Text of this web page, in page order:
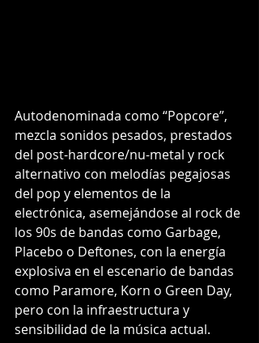
Autodenominada como “Popcore”,
mezcla sonidos pesados, prestados
del post-hardcore/nu-metal y rock
alternativo con melodías pegajosas
del pop y elementos de la
electrónica, asemejándose al rock de
los 90s de bandas como Garbage,
Placebo o Deftones, con la energía
explosiva en el escenario de bandas
como Paramore, Korn o Green Day,
pero con la infraestructura y
sensibilidad de la música actual.